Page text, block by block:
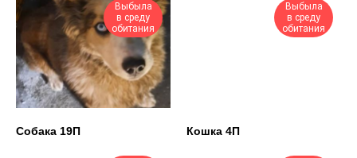
Выбыла
в среду
обитания
Собака 19П
Выбыла
в среду
обитания
Кошка 4П